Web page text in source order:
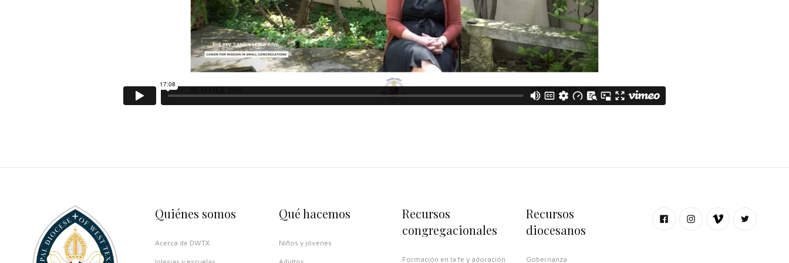
Quiénes somos
Acerca de DWTX
Qué hacemos
Niños y jóvenes
Recursos
congregacionales
Formación en la fe y adoración
Recursos
diocesanos
Gobernanza